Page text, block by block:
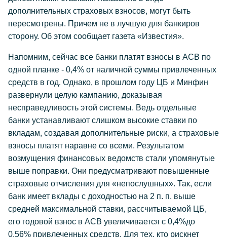
дополнительных страховых взносов, могут быть
пересмотрены. Причем не в лучшую для банкиров
сторону. Об этом сообщает газета «Известия».
Напомним, сейчас все банки платят взносы в АСВ по
одной планке - 0,4% от наличной суммы привлеченных
средств в год. Однако, в прошлом году ЦБ и Минфин
развернули целую кампанию, доказывая
несправедливость этой системы. Ведь отдельные
банки устанавливают слишком высокие ставки по
вкладам, создавая дополнительные риски, а страховые
взносы платят наравне со всеми. Результатом
возмущения финансовых ведомств стали упомянутые
выше поправки. Они предусматривают повышенные
страховые отчисления для «непослушных». Так, если
банк имеет вклады с доходностью на 2 п. п. выше
средней максимальной ставки, рассчитываемой ЦБ,
его годовой взнос в АСВ увеличивается с 0,4%до
0,56% привлеченных средств. Для тех, кто рискнет